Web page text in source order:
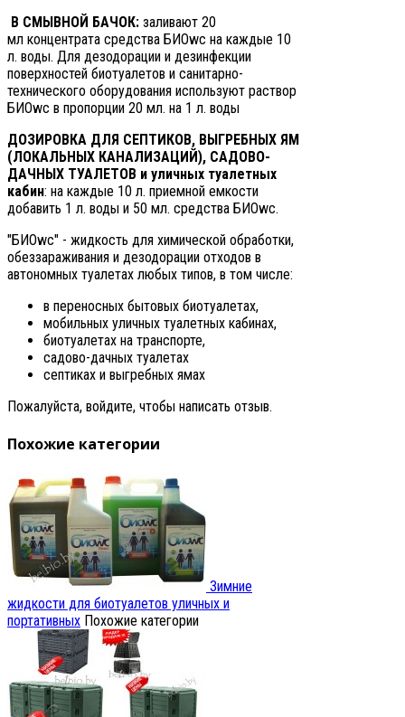
В СМЫВНОЙ БАЧОК: заливают 20
мл концентрата средства БИОwc на каждые 10
л. воды. Для дезодорации и дезинфекции
поверхностей биотуалетов и санитарно-
технического оборудования используют раствор
БИОwc в пропорции 20 мл. на 1 л. воды
ДОЗИРОВКА ДЛЯ СЕПТИКОВ, ВЫГРЕБНЫХ ЯМ
(ЛОКАЛЬНЫХ КАНАЛИЗАЦИЙ), САДОВО-
ДАЧНЫХ ТУАЛЕТОВ и уличных туалетных
кабин: на каждые 10 л. приемной емкости
добавить 1 л. воды и 50 мл. средства БИОwc.
"БИОwc" - жидкость для химической обработки,
обеззараживания и дезодорации отходов в
автономных туалетах любых типов, в том числе:
в переносных бытовых биотуалетах,
мобильных уличных туалетных кабинах,
биотуалетах на транспорте,
садово-дачных туалетах
септиках и выгребных ямах
Пожалуйста, войдите, чтобы написать отзыв.
Похожие категории
Зимние
жидкости для биотуалетов уличных и
портативных Похожие категории